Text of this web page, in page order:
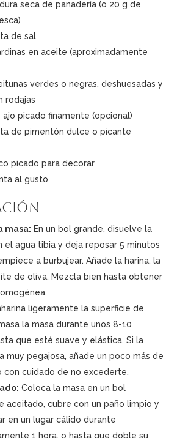
seca de panadería (o 20 g de
de sal
en aceite (aproximadamente
verdes o negras, deshuesadas y
rodajas
picado finamente (opcional)
de pimentón dulce o picante
picado para decorar
al gusto
masa: En un bol grande, disuelve la
el agua tibia y deja reposar 5 minutos
a burbujear. Añade la harina, la
de oliva. Mezcla bien hasta obtener
ligeramente la superficie de
la masa durante unos 8-10
que esté suave y elástica. Si la
muy pegajosa, añade un poco más de
con cuidado de no excederte.
Coloca la masa en un bol
aceitado, cubre con un paño limpio y
en un lugar cálido durante
1 hora, o hasta que doble su